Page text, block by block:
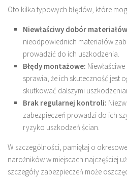
Oto kilka typowych błędów, które
Niewłaściwy dobór
nieodpowiednich materiałów
prowadzić do ich uszkodzenia.
Błędy montażowe:
sprawia, że ich skuteczność jest
skutkować dalszymi
Brak regularnej kontroli:
zabezpieczeń prowadzi do ich
ryzyko uszkodzeń ścian.
W szczególności, pamiętaj o
narożników w miejscach najczęściej
szczegóły zabezpieczeń może